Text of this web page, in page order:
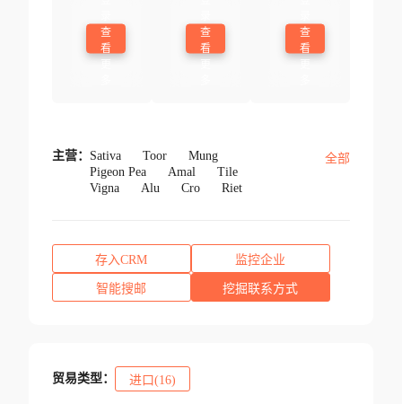
查
看
查
看
查
看
主营： Sativa Toor
Mung
Pigeon Pea
Amal
Tile
Vigna
Alu Cro Riet
全部
存入CRM 监控企业
智能搜邮 挖掘联系方式
贸易类型： 进口(16)